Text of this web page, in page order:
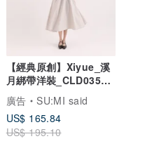
【經典原創】Xiyue_溪
月綁帶洋裝_CLD035_
卡其
廣告
SU:MI said
US$ 165.84
US$ 195.10